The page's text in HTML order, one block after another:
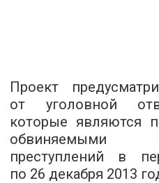
Проект
от уголовной
которые являются
обвиняемыми
преступлений в
по 26 декабря 2013